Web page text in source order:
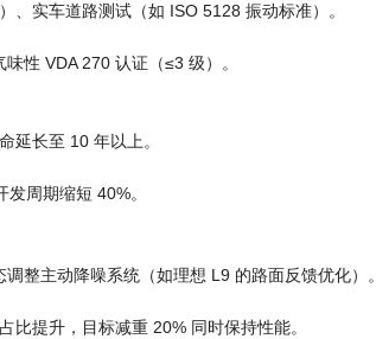
、实车道路测试（如 ISO 5128 振动标准）。
性 VDA 270 认证（≤3 级）。
延长至 10 年以上。
发周期缩短 40%。
整主动降噪系统（如理想 L9 的路面反馈优化）。
比提升，目标减重 20% 同时保持性能。